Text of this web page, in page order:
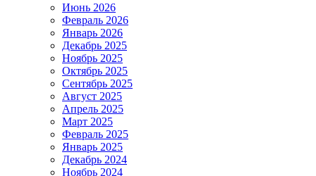
Июнь 2026
Февраль 2026
Январь 2026
Декабрь 2025
Ноябрь 2025
Октябрь 2025
Сентябрь 2025
Август 2025
Апрель 2025
Март 2025
Февраль 2025
Январь 2025
Декабрь 2024
Ноябрь 2024